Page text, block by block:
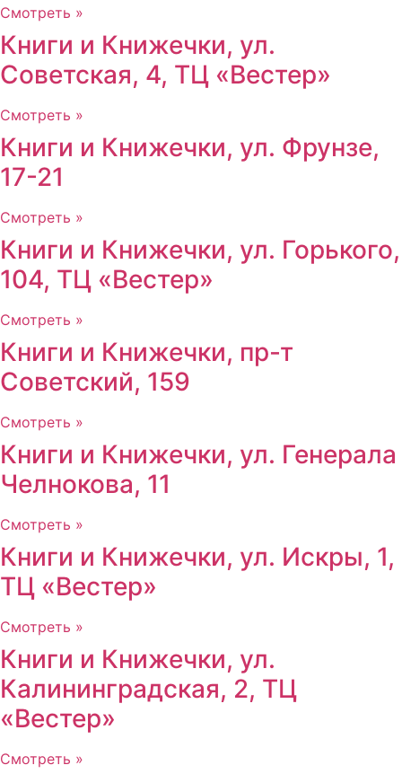
Смотреть »
Книги и Книжечки, ул.
Советская, 4, ТЦ «Вестер»
Смотреть »
Книги и Книжечки, ул. Фрунзе,
17-21
Смотреть »
Книги и Книжечки, ул. Горького,
104, ТЦ «Вестер»
Смотреть »
Книги и Книжечки, пр-т
Советский, 159
Смотреть »
Книги и Книжечки, ул. Генерала
Челнокова, 11
Смотреть »
Книги и Книжечки, ул. Искры, 1,
ТЦ «Вестер»
Смотреть »
Книги и Книжечки, ул.
Калининградская, 2, ТЦ
«Вестер»
Смотреть »